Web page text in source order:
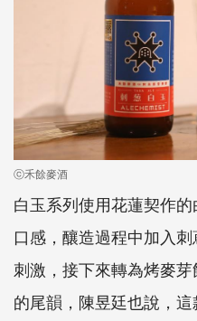
ⓒ禾餘麥酒
白玉系列使用花蓮契作
口感，釀造過程中加入
刺激，接下來轉為烤麥
的尾韻，陳昱廷也說，